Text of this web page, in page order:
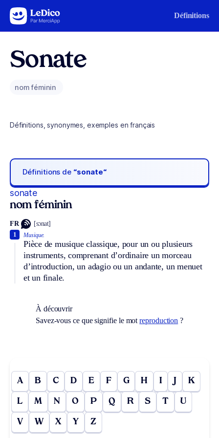
Aller au contenu Définitions
Sonate
nom féminin
Définitions, synonymes, exemples en français
Définitions de “sonate“
sonate
nom féminin
FR [sɔnat]
Musique.
Pièce de musique classique, pour un ou plusieurs
instruments, comprenant d’ordinaire un morceau
d’introduction, un adagio ou un andante, un menuet
et un finale.
1
À découvrir
Savez-vous ce que signifie le motreproduction ?
A B C D E F G H I J K
L M N O P Q R S T U
V W X Y Z